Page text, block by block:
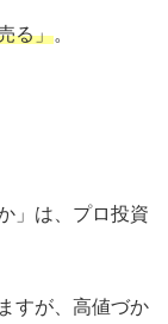
る」。
」は、プロ投資
すが、高値づか